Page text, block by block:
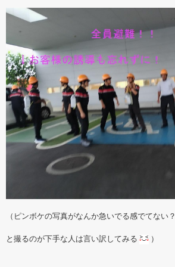
（ピンボケの写真がなんか急いでる感でてない？
と撮るのが下手な人は言い訳してみる ）